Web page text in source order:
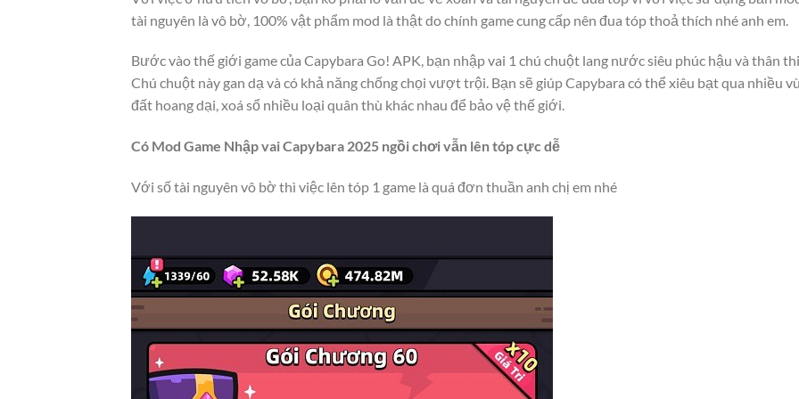
tài nguyên là vô bờ, 100% vật phẩm mod là thật do chính game cung cấp nên đua tóp thoả thích nhé anh em.
Bước vào thế giới game của Capybara Go! APK, bạn nhập vai 1 chú chuột lang nước siêu phúc hậu và thân
Chú chuột này gan dạ và có khả năng chống chọi vượt trội. Bạn sẽ giúp Capybara có thể xiêu bạt qua nhiều
đất hoang dại, xoá sổ nhiều loại quân thù khác nhau để bảo vệ thế giới.
Có Mod Game Nhập vai Capybara 2025 ngồi chơi vẫn lên tóp cực dễ
Với số tài nguyên vô bờ thì việc lên tóp 1 game là quá đơn thuần anh chị em nhé